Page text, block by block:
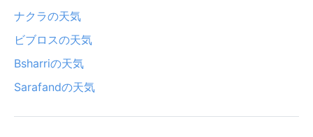
ナクラの天気
ビブロスの天気
Bsharriの天気
Sarafandの天気